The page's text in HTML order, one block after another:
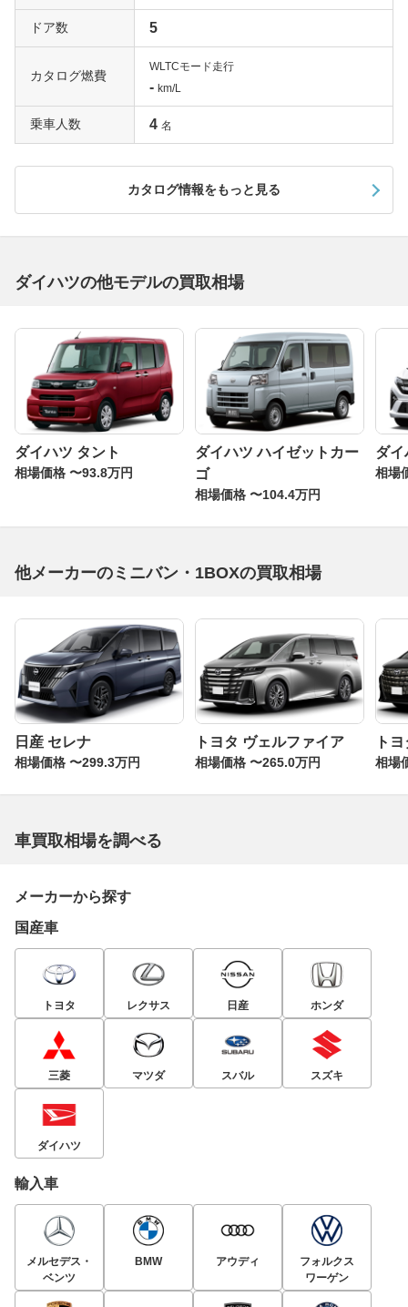
ドア数 5
カタログ燃費
WLTCモード走行
- km/L
乗車人数 4 名
カタログ情報をもっと見る
ダイハツの他モデルの買取相場
ダイハツ タント
相場価格 〜93.8万円
ダイハツ ハイゼットカー
ゴ
相場価格 〜104.4万円
ダイ
相場
他メーカーのミニバン・1BOXの買取相場
日産 セレナ
相場価格 〜299.3万円
トヨタ ヴェルファイア
相場価格 〜265.0万円
ト
相場
車買取相場を調べる
メーカーから探す
国産車
トヨタ レクサス 日産 ホンダ
三菱 マツダ スバル スズキ
ダイハツ
輸入車
メルセデス・
ベンツ
BMW アウディ
フォルクス
ワーゲン